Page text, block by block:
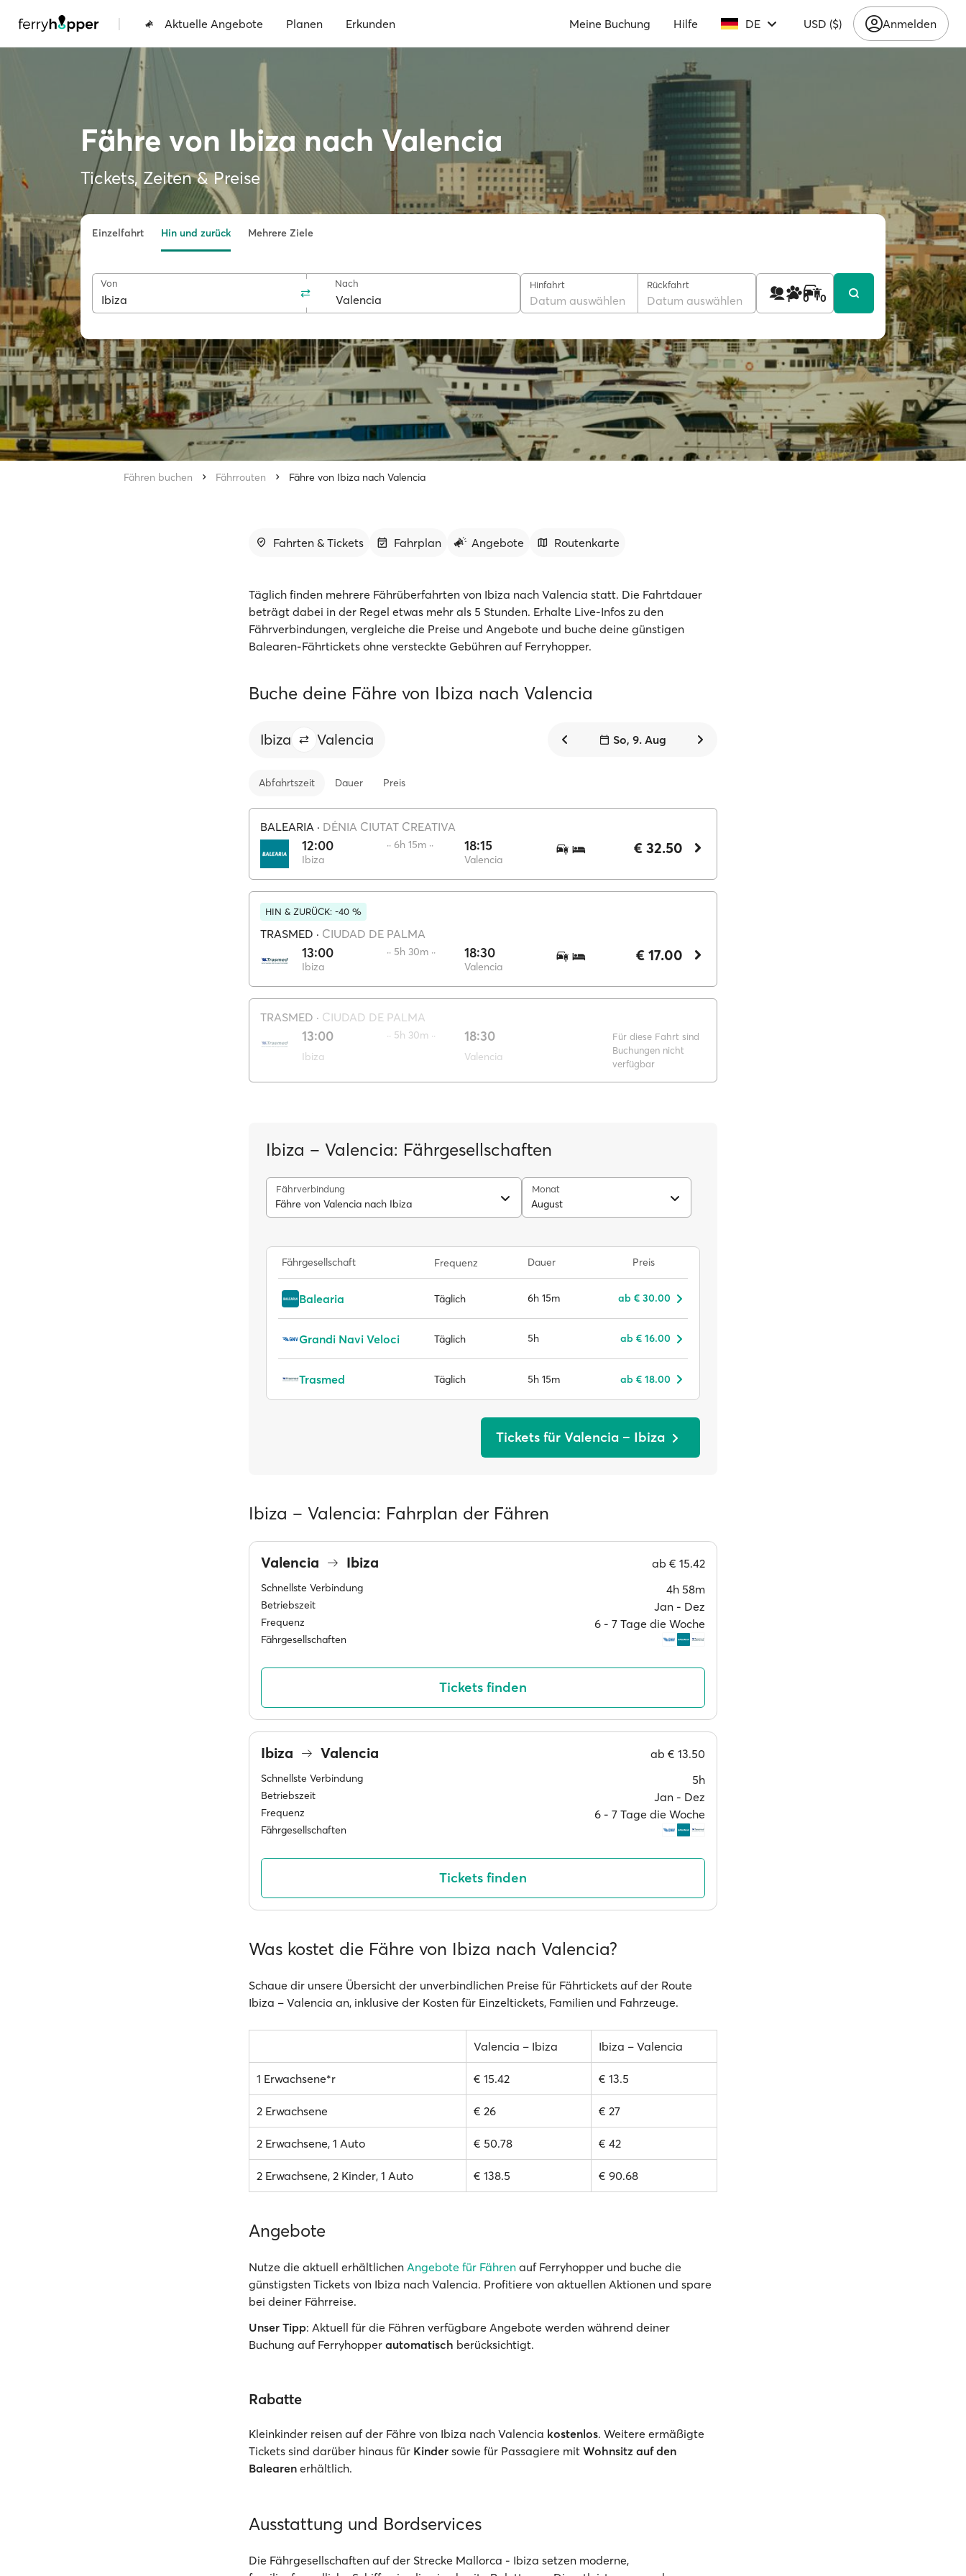
| Aktuelle Angebote Planen Erkunden Meine Buchung Hilfe DE USD ($) Anmelden
Fähre von Ibiza nach Valencia
Tickets, Zeiten & Preise
Einzelfahrt Hin und zurück Mehrere Ziele
Von Nach Hinfahrt
Datum auswählen
Rückfahrt
Datum auswählen 1 0 0
Fähren buchen Fährrouten Fähre von Ibiza nach Valencia
Fahrten & Tickets Fahrplan Angebote Routenkarte
Täglich finden mehrere Fährüberfahrten von Ibiza nach Valencia statt. Die Fahrtdauer
beträgt dabei in der Regel etwas mehr als 5 Stunden. Erhalte Live-Infos zu den
Fährverbindungen, vergleiche die Preise und Angebote und buche deine günstigen
Balearen-Fährtickets ohne versteckte Gebühren auf Ferryhopper.
Buche deine Fähre von Ibiza nach Valencia
Ibiza Valencia So, 9. Aug
Abfahrtszeit Dauer Preis
BALEARIA · DÉNIA CIUTAT CREATIVA
12:00
Ibiza
·· 6h 15m ·· 18:15
Valencia
€ 32.50
HIN & ZURÜCK: -40 %
TRASMED · CIUDAD DE PALMA
13:00
Ibiza
·· 5h 30m ·· 18:30
Valencia
€ 17.00
TRASMED · CIUDAD DE PALMA
13:00
Ibiza
·· 5h 30m ·· 18:30
Valencia
Für diese Fahrt sind
Buchungen nicht
verfügbar
Ibiza – Valencia: Fährgesellschaften
Fährverbindung
Fähre von Valencia nach Ibiza
Monat
August
Fährgesellschaft Frequenz Dauer Preis
Balearia Täglich 6h 15m ab € 30.00
Grandi Navi Veloci Täglich 5h ab € 16.00
Trasmed Täglich 5h 15m ab € 18.00
Tickets für Valencia – Ibiza
Ibiza – Valencia: Fahrplan der Fähren
Valencia Ibiza ab € 15.42
Schnellste Verbindung 4h 58m
Betriebszeit Jan ‐ Dez
Frequenz 6 ‐ 7 Tage die Woche
Fährgesellschaften
Tickets finden
Ibiza Valencia ab € 13.50
Schnellste Verbindung 5h
Betriebszeit Jan ‐ Dez
Frequenz 6 ‐ 7 Tage die Woche
Fährgesellschaften
Tickets finden
Was kostet die Fähre von Ibiza nach Valencia?
Schaue dir unsere Übersicht der unverbindlichen Preise für Fährtickets auf der Route
Ibiza – Valencia an, inklusive der Kosten für Einzeltickets, Familien und Fahrzeuge.
Valencia – Ibiza Ibiza – Valencia
1 Erwachsene*r € 15.42 € 13.5
2 Erwachsene € 26 € 27
2 Erwachsene, 1 Auto € 50.78 € 42
2 Erwachsene, 2 Kinder, 1 Auto € 138.5 € 90.68
Angebote
Nutze die aktuell erhältlichen Angebote für Fähren auf Ferryhopper und buche die
günstigsten Tickets von Ibiza nach Valencia. Profitiere von aktuellen Aktionen und spare
bei deiner Fährreise.
Unser Tipp: Aktuell für die Fähren verfügbare Angebote werden während deiner
Buchung auf Ferryhopper automatisch berücksichtigt.
Rabatte
Kleinkinder reisen auf der Fähre von Ibiza nach Valencia kostenlos. Weitere ermäßigte
Tickets sind darüber hinaus für Kinder sowie für Passagiere mit Wohnsitz auf den
Balearen erhältlich.
Ausstattung und Bordservices
Die Fährgesellschaften auf der Strecke Mallorca - Ibiza setzen moderne,